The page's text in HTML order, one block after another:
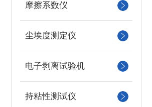
摩擦系数仪
尘埃度测定仪
电子剥离试验机
持粘性测试仪